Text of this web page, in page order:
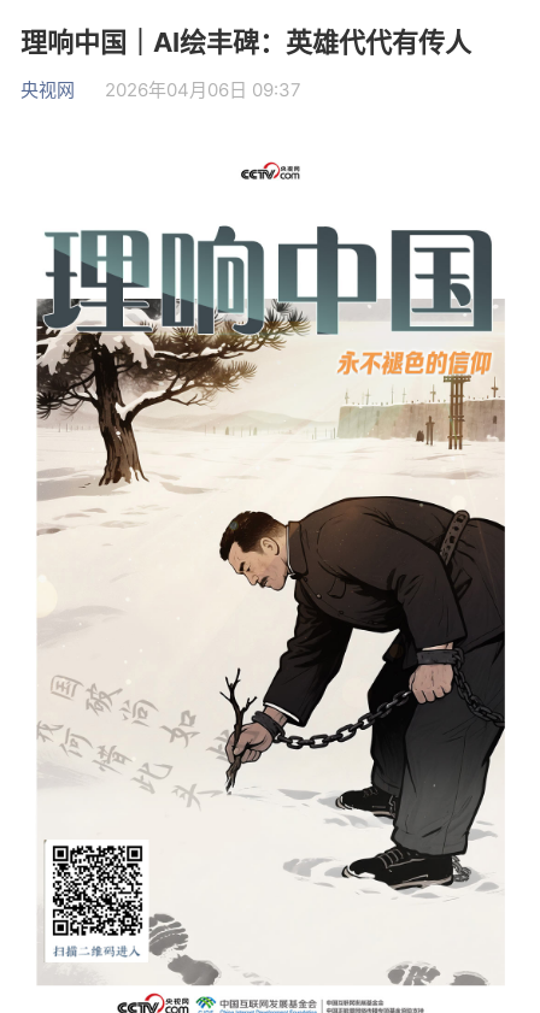
理响中国｜AI绘丰碑：英雄代代有传人
央视网 2026年04月06日 09:37